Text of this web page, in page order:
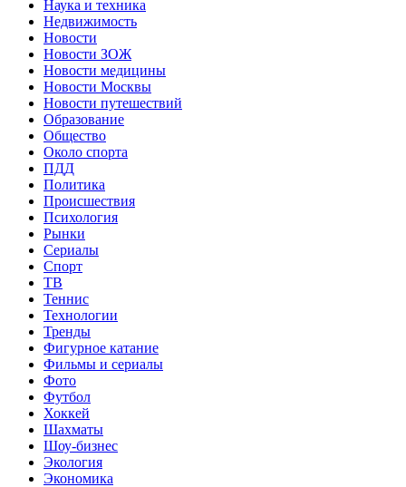
Наука и техника
Недвижимость
Новости
Новости ЗОЖ
Новости медицины
Новости Москвы
Новости путешествий
Образование
Общество
Около спорта
ПДД
Политика
Происшествия
Психология
Рынки
Сериалы
Спорт
ТВ
Теннис
Технологии
Тренды
Фигурное катание
Фильмы и сериалы
Фото
Футбол
Хоккей
Шахматы
Шоу-бизнес
Экология
Экономика